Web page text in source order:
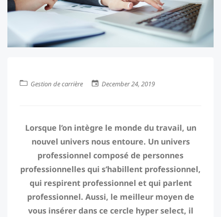
Gestion de carrière December 24, 2019
Lorsque l’on intègre le monde du travail, un
nouvel univers nous entoure. Un univers
professionnel composé de personnes
professionnelles qui s’habillent professionnel,
qui respirent professionnel et qui parlent
professionnel. Aussi, le meilleur moyen de
vous insérer dans ce cercle hyper select, il